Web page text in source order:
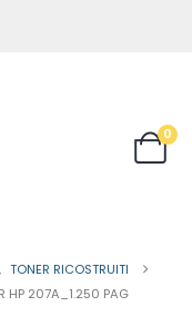
0
, TONER RICOSTRUITI
HP 207A_1.250 PAG